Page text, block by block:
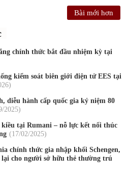
Bài mới hơn
chính thức bắt đầu nhiệm kỳ tại
kiểm soát biên giới điện tử EES tại
diễu hành cấp quốc gia kỷ niệm 80
/2025
tại Rumani – nỗ lực kết nối thúc
17/02/2025
chính thức gia nhập khối Schengen,
cho người sở hữu thẻ thường trú